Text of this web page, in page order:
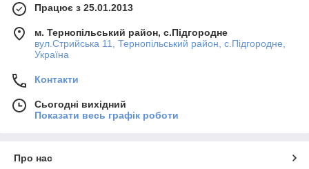
Працює з 25.01.2013
м. Тернопільський район, с.Підгородне
вул.Стрийська 11, Тернопільський район, с.Підгородне,
Україна
Контакти
Сьогодні вихідний
Показати весь графік роботи
Про нас